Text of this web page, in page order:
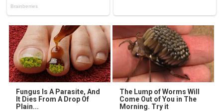
Fungus Is A Parasite, And
It Dies From A Drop Of
Plain...
The Lump of Worms Will
Come Out of You in The
Morning. Try it